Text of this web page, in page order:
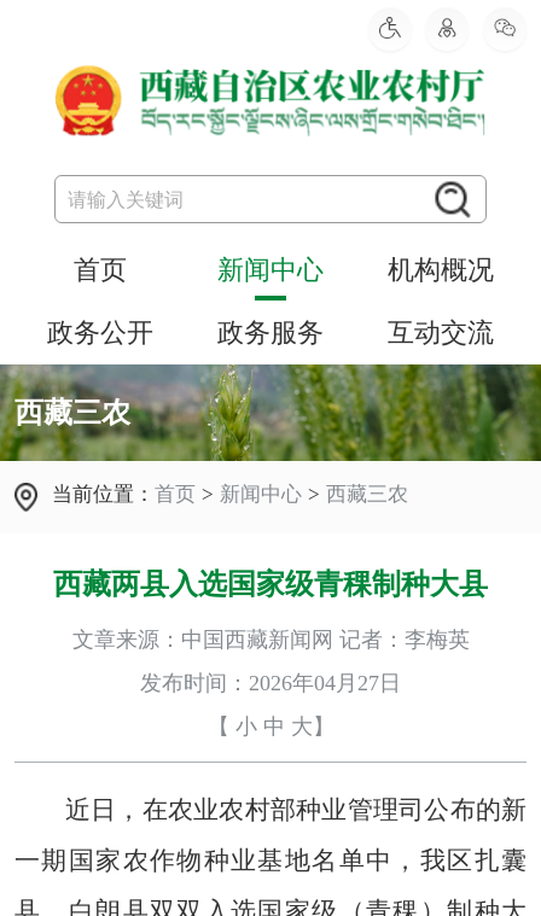
首页 新闻中心 机构概况
政务公开 政务服务 互动交流
西藏三农
当前位置：首页 > 新闻中心 > 西藏三农
西藏两县入选国家级青稞制种大县
文章来源：中国西藏新闻网 记者：李梅英
发布时间：2026年04月27日
【 小 中 大 】
近日，在农业农村部种业管理司公布的新
一期国家农作物种业基地名单中，我区扎囊